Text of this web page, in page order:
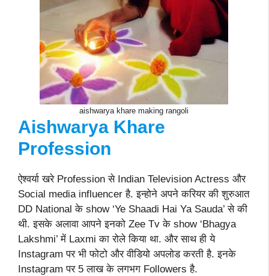
aishwarya khare making rangoli
Aishwarya Khare
Profession
ऐश्वर्या खरे Profession से Indian Television Actress और
Social media influencer है. इन्होने अपने करियर की शुरुआत
DD National के show ‘Ye Shaadi Hai Ya Sauda’ से की
थी. इसके अलावा आपने इनको Zee Tv के show ‘Bhagya
Lakshmi’ में Laxmi का रोले किया था. और साथ ही ये
Instagram पर भी फोटो और वीडियो अपलोड करती है. इनके
Instagram पर 5 लाख के लगभग Followers है.